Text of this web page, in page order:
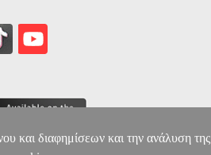
και διαφημίσεων και την ανάλυση της